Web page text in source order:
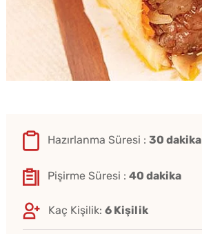
Hazırlanma Süresi : 30 dakika
Pişirme Süresi : 40 dakika
Kaç Kişilik: 6 Kişilik